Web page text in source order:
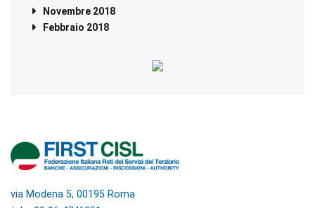
Novembre 2018
Febbraio 2018
via Modena 5, 00195 Roma